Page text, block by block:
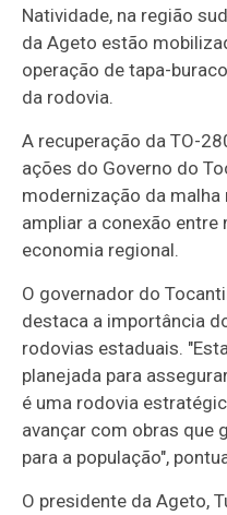
Natividade, na região
da Ageto estão
operação de tapa-
da rodovia.
A recuperação da TO-
ações do Governo do
modernização da malha
ampliar a conexão
economia regional.
O governador do
destaca a importância
rodovias estaduais.
planejada para
é uma rodovia
avançar com obras que
para a população",
O presidente da Ageto,